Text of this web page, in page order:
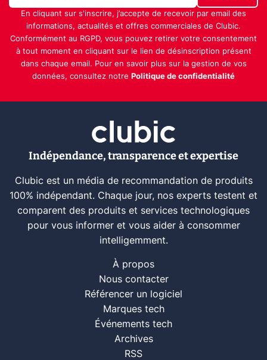
En cliquant sur s'inscrire, j’accepte de recevoir par email des
informations, actualités et offres commerciales de Clubic.
Conformément au RGPD, vous pouvez retirer votre consentement
à tout moment en cliquant sur le lien de désinscription présent
dans chaque email. Pour en savoir plus sur la gestion de vos
données, consultez notre Politique de confidentialité
Indépendance, transparence et expertise
Clubic est un média de recommandation de produits
100% indépendant. Chaque jour, nos experts testent et
comparent des produits et services technologiques
pour vous informer et vous aider à consommer
intelligemment.
À propos
Nous contacter
Référencer un logiciel
Marques tech
Événements tech
Archives
RSS